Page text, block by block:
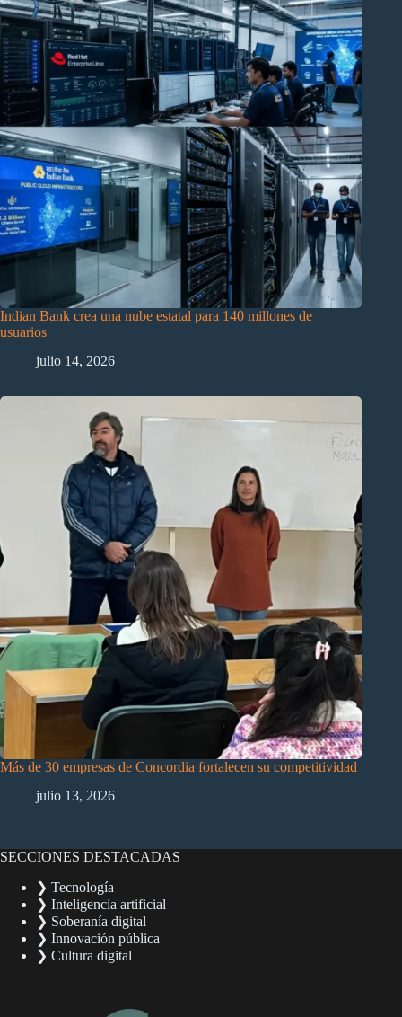
Indian Bank crea una nube estatal para 140 millones de
usuarios
julio 14, 2026
Más de 30 empresas de Concordia fortalecen su competitividad
julio 13, 2026
SECCIONES DESTACADAS
❯ Tecnología
❯ Inteligencia artificial
❯ Soberanía digital
❯ Innovación pública
❯ Cultura digital